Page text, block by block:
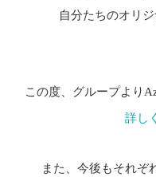
自分たちのオリ
この度、グループより
詳し
また、今後もそれぞ